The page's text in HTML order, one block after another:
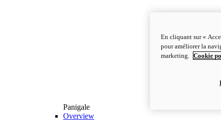
Panigale
Overview
En cliquant sur «
pour améliorer la
marketing.
Cookie